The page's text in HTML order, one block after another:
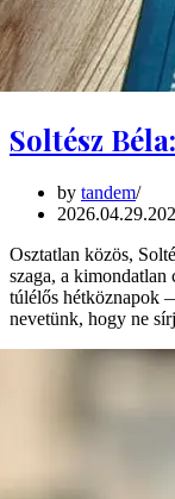
Soltész
by tandem
2026.04.29.
Osztatlan közös,
szaga, a kimondatlan
túlélős hétköznapok
nevetünk, hogy ne